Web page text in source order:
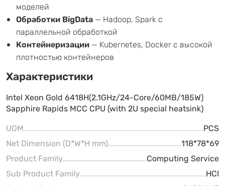
моделей
Обработки BigData — Hadoop, Spark с
параллельной обработкой
Контейнеризации — Kubernetes, Docker с высокой
плотностью контейнеров
Характеристики
Intel Xeon Gold 6418H(2.1GHz/24-Core/60MB/185W)
Sapphire Rapids MCC CPU (with 2U special heatsink)
UOM
PCS
Net Dimension (D*W*H mm)
118*78*69
Product Family
Computing Service
Sub Product Family
HCI